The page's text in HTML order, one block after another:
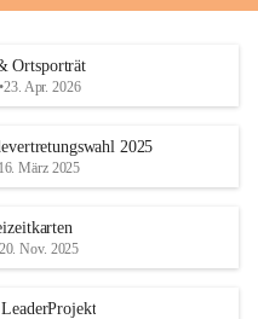
Ortsporträt
•23. Apr. 2026
2025
März 2025
Nov. 2025